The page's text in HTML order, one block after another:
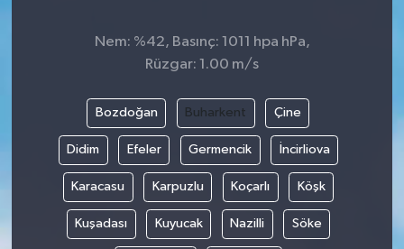
Nem: %42, Basınç: 1011 hpa hPa,
Rüzgar: 1.00 m/s
Bozdoğan Buharkent Çine
Didim Efeler Germencik İncirliova
Karacasu Karpuzlu Koçarlı Köşk
Kuşadası Kuyucak Nazilli Söke